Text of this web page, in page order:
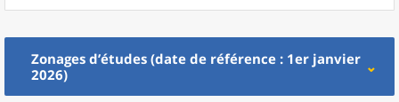
Zonages d’études (date de référence : 1er janvier
2026)